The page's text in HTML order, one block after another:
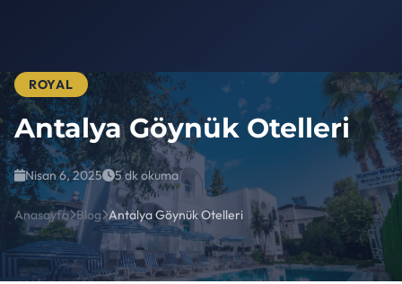
ROYAL
Antalya Göynük Otelleri
Nisan 6, 2025 5 dk okuma
Anasayfa Blog Antalya Göynük Otelleri